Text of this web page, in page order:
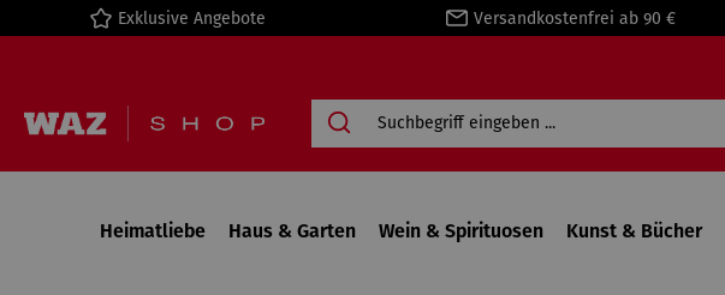
Zur Hauptnavigation springen
Exklusive Angebote Versandkostenfrei ab 90 €
Heimatliebe Haus & Garten Wein & Spirituosen Kunst & Bücher